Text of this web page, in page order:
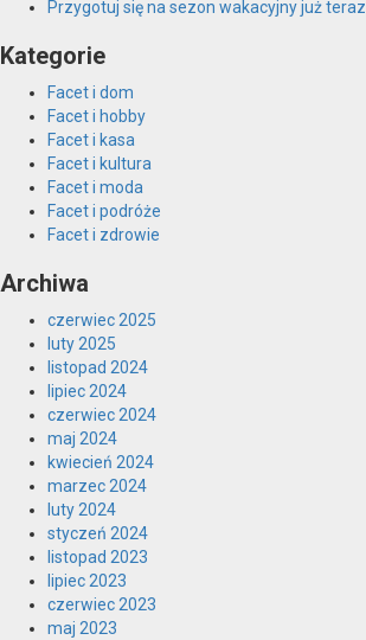
Przygotuj się na sezon wakacyjny już teraz
Kategorie
Facet i dom
Facet i hobby
Facet i kasa
Facet i kultura
Facet i moda
Facet i podróże
Facet i zdrowie
Archiwa
czerwiec 2025
luty 2025
listopad 2024
lipiec 2024
czerwiec 2024
maj 2024
kwiecień 2024
marzec 2024
luty 2024
styczeń 2024
listopad 2023
lipiec 2023
czerwiec 2023
maj 2023